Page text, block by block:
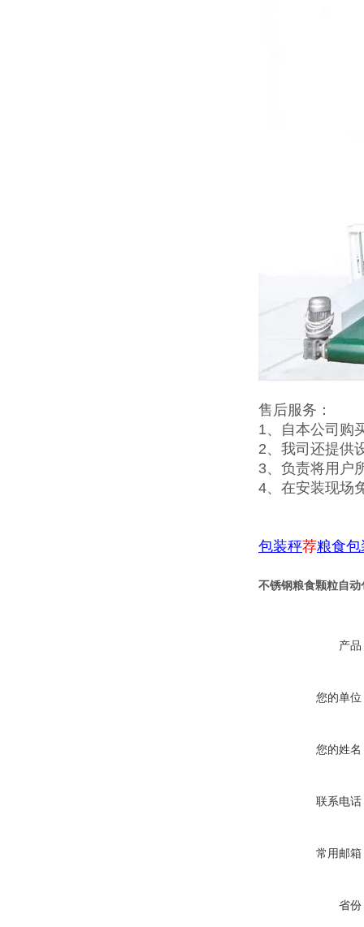
售后服务：
1、自本公司购
2、我司还提供
3、负责将用户
4、在安装现场
包装秤荐粮食包
不锈钢粮食颗粒自动
产品
您的单位
您的姓名
联系电话
常用邮箱
省份